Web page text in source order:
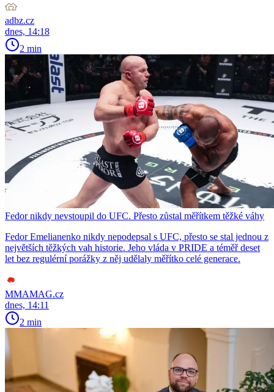
adbz.cz
dnes, 14:18
2 min
Fedor nikdy nevstoupil do UFC. Přesto zůstal měřítkem těžké váhy
Fedor Emelianenko nikdy nepodepsal s UFC, přesto se stal jednou z
největších těžkých vah historie. Jeho vláda v PRIDE a téměř deset
let bez regulérní porážky z něj udělaly měřítko celé generace.
MMAMAG.cz
dnes, 14:11
2 min